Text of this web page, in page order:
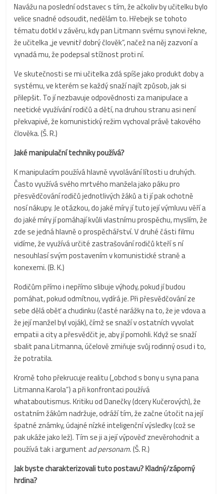
Navážu na poslední odstavec s tím, že ačkoliv by učitelku bylo
velice snadné odsoudit, nedělám to. Hřebejk se tohoto
tématu dotkl v závěru, kdy pan Litmann svému synovi řekne,
že učitelka „je vevnitř dobrý člověk“, načež na něj zazvoní a
vynadá mu, že podepsal stížnost proti ní.
Ve skutečnosti se mi učitelka zdá spíše jako produkt doby a
systému, ve kterém se každý snaží najít způsob, jak si
přilepšit. To jí nezbavuje odpovědnosti za manipulace a
neetické využívání rodičů a dětí, na druhou stranu asi není
překvapivé, že komunistický režim vychoval právě takového
člověka. (Š. R.)
Jaké manipulační techniky používá?
K manipulacím používá hlavně vyvolávání lítosti u druhých.
Často využívá svého mrtvého manžela jako páku pro
přesvědčování rodičů jednotlivých žáků a ti jí pak ochotně
nosí nákupy. Je otázkou, do jaké míry jí tuto její výmluvu věří a
do jaké míry jí pomáhají kvůli vlastnímu prospěchu, myslím, že
zde se jedná hlavně o prospěchářství. V druhé části filmu
vidíme, že využívá určité zastrašování rodičů kteří s ní
nesouhlasí svým postavením v komunistické straně a
konexemi. (B. K.)
Rodičům přímo i nepřímo slibuje výhody, pokud jí budou
pomáhat, pokud odmítnou, vydírá je. Při přesvědčování ze
sebe dělá oběť a chudinku (časté narážky na to, že je vdova a
že její manžel byl voják), čímž se snaží v ostatních vyvolat
empatii a city a přesvědčit je, aby jí pomohli. Když se snaží
sbalit pana Litmanna, účelově zmiňuje svůj rodinný osud i to,
že potratila.
Kromě toho překrucuje realitu („obchod s bony u syna pana
Litmanna Karola“) a při konfrontaci používá
whataboutismus. Kritiku od Danečky (dcery Kučerových), že
ostatním žákům nadržuje, odráží tím, že začne útočit na její
špatné známky, údajné nízké inteligenční výsledky (což se
pak ukáže jako lež). Tím se ji a její výpověď znevěrohodnit a
používá tak i argument ad personam. (Š. R.)
Jak byste charakterizovali tuto postavu? Kladný/záporný
hrdina?